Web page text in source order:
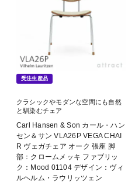
受注生産品
クラシックやモダンな空間にも自然
と馴染むチェア
Carl Hansen & Son カール・ハン
セン＆サン VLA26P VEGA CHAI
R ヴェガチェア オーク 張座 脚
部：クロームメッキ ファブリッ
ク：Mood 01104 デザイン：ヴィ
ルヘルム・ラウリッツェン